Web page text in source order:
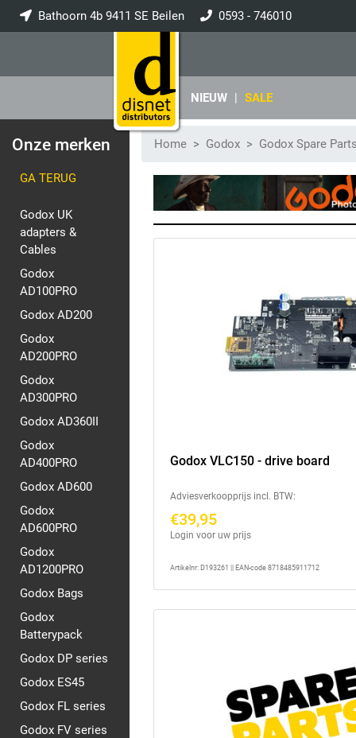
Bathoorn 4b 9411 SE Beilen 0593 - 746010
NIEUW | SALE
Onze merken
GA TERUG
Godox UK
adapters &
Cables
Godox
AD100PRO
Godox AD200
Godox
AD200PRO
Godox
AD300PRO
Godox AD360II
Godox
AD400PRO
Godox AD600
Godox
AD600PRO
Godox
AD1200PRO
Godox Bags
Godox
Batterypack
Godox DP series
Godox ES45
Godox FL series
Godox FV series
Home Godox Godox Spare
Godox VLC150 - drive board
Adviesverkoopprijs incl. BTW:
€39,95
Login voor uw prijs
Artikelnr: D193261 || EAN-code 8718485911712